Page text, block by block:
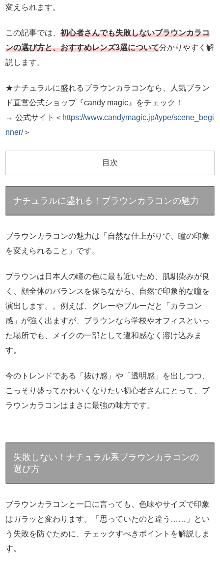
変えられます。
この記事では、 初心者さんでも失敗しないブラウンカラコ
ンの選び方と、おすすめレンズ3選について分かりやすく解
説します。
★ナチュラルに盛れるブラウンカラコンなら、人気ブラン
ド直営公式ショップ『candy magic』をチェック！
→ 公式サイト＜ https://www.candymagic.jp/type/scene_begi
nner/＞
目次
ナチュラルに盛れる！ブラウンカラコンの魅力
ブラウンカラコンの魅力は「自然な仕上がりで、瞳の印象
を変えられること」です。
ブラウンは日本人の瞳の色に最も近いため、肌馴染みが良
く、顔全体のバランスを保ちながら、自然で印象的な瞳を
演出します。。例えば、グレーやブルーだと「カラコン
感」が強く出ますが、ブラウンなら学校やオフィスといっ
た場所でも、メイクの一部として違和感なく溶け込みま
す。
今のトレンドである「抜け感」や「透明感」を出しつつ、
こっそり盛ってかわいくなりたい初心者さんにとって、ブ
ラウンカラコンはまさに最強の味方です。
失敗しない！ナチュラル系ブラウンカラコンの
選び方
ブラウンカラコンと一口に言っても、色味やサイズで印象
はガラッと変わります。「思っていたのと違う……」とい
う失敗を防ぐために、チェックすべきポイントを解説しま
す。